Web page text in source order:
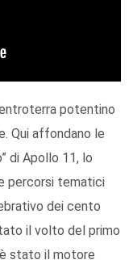
potentino
Qui affondano le
di Apollo 11, lo
percorsi tematici
dei cento
il volto del primo
stato il motore